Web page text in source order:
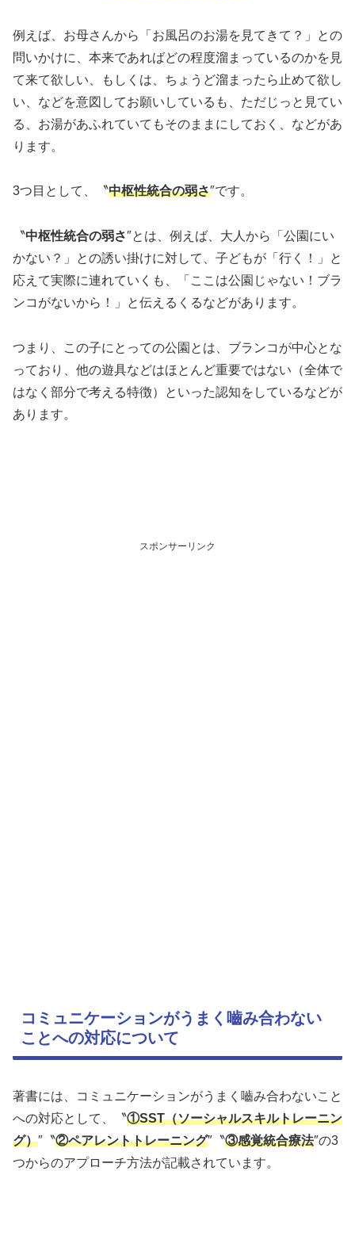
例えば、お母さんから「お風呂のお湯を見てきて？」との
問いかけに、本来であればどの程度溜まっているのかを見
て来て欲しい、もしくは、ちょうど溜まったら止めて欲し
い、などを意図してお願いしているも、ただじっと見てい
る、お湯があふれていてもそのままにしておく、などがあ
ります。
3つ目として、〝中枢性統合の弱さ″です。
〝中枢性統合の弱さ″とは、例えば、大人から「公園にい
かない？」との誘い掛けに対して、子どもが「行く！」と
応えて実際に連れていくも、「ここは公園じゃない！ブラ
ンコがないから！」と伝えるくるなどがあります。
つまり、この子にとっての公園とは、ブランコが中心とな
っており、他の遊具などはほとんど重要ではない（全体で
はなく部分で考える特徴）といった認知をしているなどが
あります。
スポンサーリンク
コミュニケーションがうまく嚙み合わない
ことへの対応について
著書には、コミュニケーションがうまく嚙み合わないこと
への対応として、〝①SST（ソーシャルスキルトレーニン
グ）″〝②ペアレントトレーニング″〝③感覚統合療法″の3
つからのアプローチ方法が記載されています。